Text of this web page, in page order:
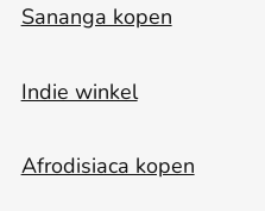
Sananga kopen
Indie winkel
Afrodisiaca kopen